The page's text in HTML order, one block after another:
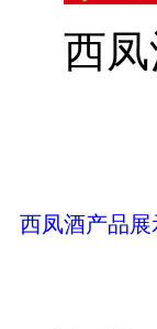
西
西凤酒产品展